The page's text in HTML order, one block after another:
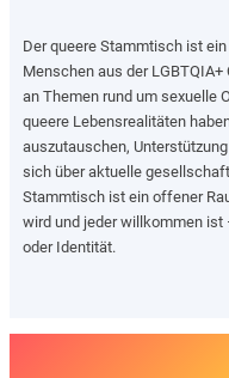
Der queere Stammtisch ist
Menschen aus der
an Themen rund um sexuelle
queere Lebensrealitäten
auszutauschen,
sich über aktuelle
Stammtisch ist ein offener
wird und jeder willkommen ist
oder Identität.